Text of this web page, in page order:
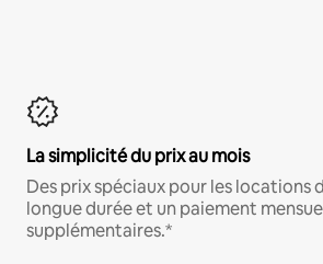
La simplicité du prix au mois
Des prix spéciaux pour les locations
longue durée et un paiement
supplémentaires.*